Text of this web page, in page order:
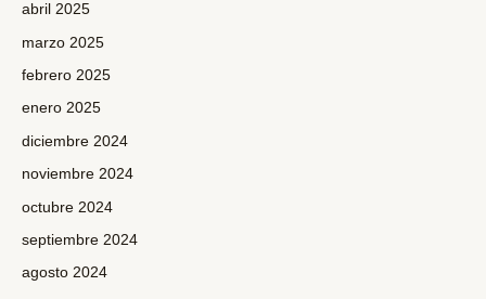
abril 2025
marzo 2025
febrero 2025
enero 2025
diciembre 2024
noviembre 2024
octubre 2024
septiembre 2024
agosto 2024